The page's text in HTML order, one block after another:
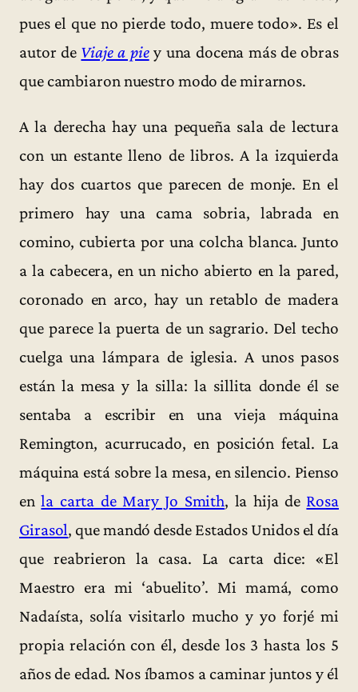
pues el que no pierde todo, muere todo». Es el
autor de Viaje a piey una docena más de obras
que cambiaron nuestro modo de mirarnos.
A la derecha hay una pequeña sala de lectura
con un estante lleno de libros. A la izquierda
hay dos cuartos que parecen de monje. En el
primero hay una cama sobria, labrada en
comino, cubierta por una colcha blanca. Junto
a la cabecera, en un nicho abierto en la pared,
coronado en arco, hay un retablo de madera
que parece la puerta de un sagrario. Del techo
cuelga una lámpara de iglesia. A unos pasos
están la mesa y la silla: la sillita donde él se
sentaba a escribir en una vieja máquina
Remington, acurrucado, en posición fetal. La
máquina está sobre la mesa, en silencio. Pienso
enla carta de Mary Jo Smith, la hija de Rosa
Girasol, que mandó desde Estados Unidos el día
que reabrieron la casa. La carta dice: «El
Maestro era mi ‘abuelito’. Mi mamá, como
Nadaísta, solía visitarlo mucho y yo forjé mi
propia relación con él, desde los 3 hasta los 5
años de edad. Nos íbamos a caminar juntos y él